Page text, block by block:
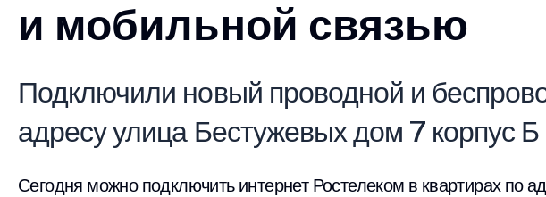
и мобильной связью
Подключили новый проводной и
адресу улица Бестужевых дом 7 корпус Б
Сегодня можно подключить интернет Ростелеком в квартирах по